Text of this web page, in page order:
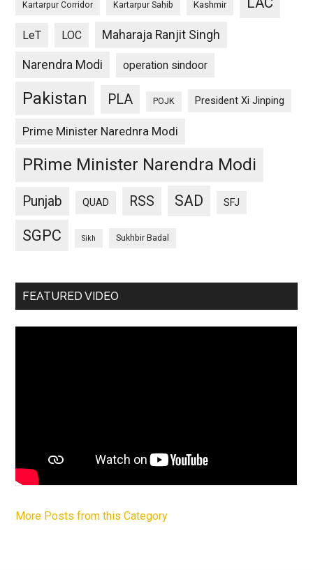
Kartarpur Corridor Kartarpur Sahib Kashmir
LeT LOC Maharaja Ranjit Singh
Narendra Modi operation sindoor
Pakistan PLA POJK President Xi Jinping
Prime Minister Narednra Modi
PRime Minister Narendra Modi
Punjab QUAD RSS SAD SFJ
SGPC Sikh Sukhbir Badal
FEATURED VIDEO
More Posts from this Category